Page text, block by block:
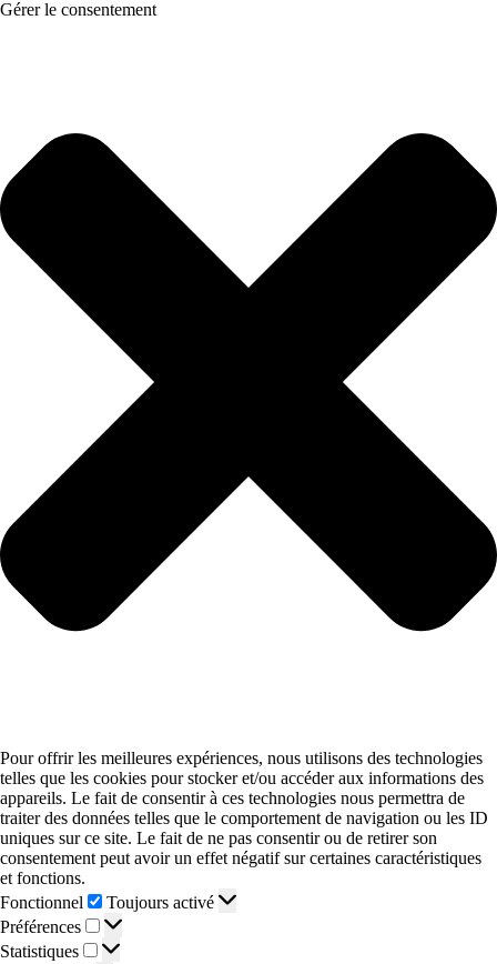
Gérer le consentement
Pour offrir les meilleures expériences, nous utilisons des technologies
telles que les cookies pour stocker et/ou accéder aux informations des
appareils. Le fait de consentir à ces technologies nous permettra de
traiter des données telles que le comportement de navigation ou les ID
uniques sur ce site. Le fait de ne pas consentir ou de retirer son
consentement peut avoir un effet négatif sur certaines caractéristiques
et fonctions.
Fonctionnel
Toujours activé
Préférences
Statistiques